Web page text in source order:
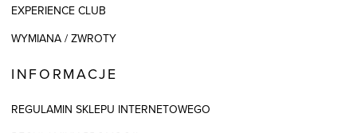
EXPERIENCE CLUB
WYMIANA / ZWROTY
INFORMACJE
REGULAMIN SKLEPU INTERNETOWEGO